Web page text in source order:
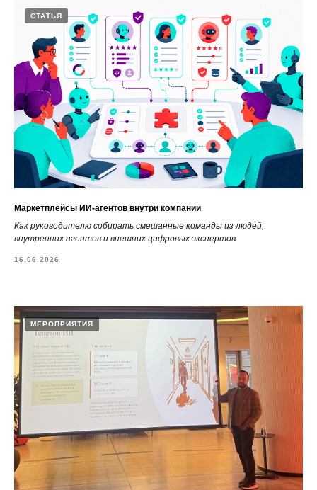
СТАТЬЯ
Маркетплейсы ИИ-агентов внутри компании
Как руководителю собирать смешанные команды из людей,
внутренних агентов и внешних цифровых экспертов
16.06.2026
МЕРОПРИЯТИЯ